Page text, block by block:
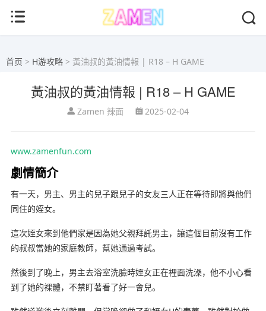
首页 > H游攻略 > 黃油叔的黃油情報 | R18 – H GAME
黃油叔的黃油情報 | R18 – H GAME
Zamen 辣面 2025-02-04
www.zamenfun.com
劇情簡介
有一天，男主、男主的兒子跟兒子的女友三人正在等待即將與他們
同住的姪女。
這次姪女來到他們家是因為她父親拜託男主，讓這個目前沒有工作
的叔叔當她的家庭教師，幫她通過考試。
然後到了晚上，男主去浴室洗臉時姪女正在裡面洗澡，他不小心看
到了她的裸體，不禁盯著看了好一會兒。